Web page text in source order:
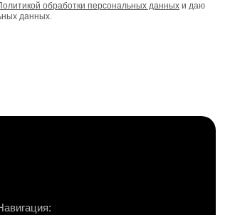
обработки персональных данных и даю
данных.